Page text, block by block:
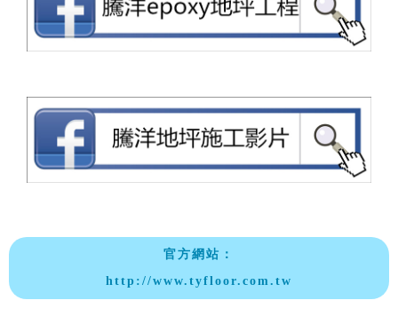
官方網站：
http://www.tyfloor.com.tw